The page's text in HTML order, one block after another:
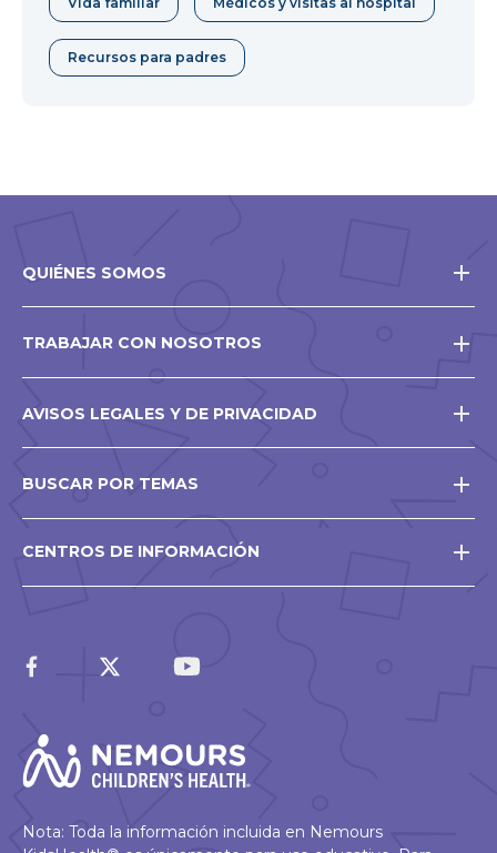
Recursos para padres
QUIÉNES SOMOS
TRABAJAR CON NOSOTROS
AVISOS LEGALES Y DE PRIVACIDAD
BUSCAR POR TEMAS
CENTROS DE INFORMACIÓN
Nota: Toda la información incluida en Nemours